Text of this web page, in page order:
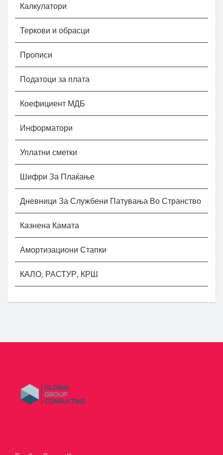
Калкулатори
Теркови и обрасци
Прописи
Податоци за плата
Коефициент МДБ
Информатори
Уплатни сметки
Шифри За Плаќање
Дневници За Службени Патувања Во Странство
Казнена Камата
Амортизациони Стапки
КАЛО, РАСТУР, КРШ